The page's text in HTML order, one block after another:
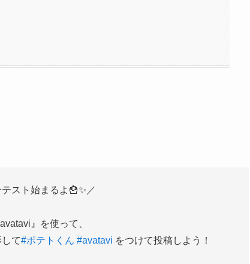
スト始まるよ🍟✨／
』を使って、
て #ポテトくん #avatavi をつけて投稿しよう！